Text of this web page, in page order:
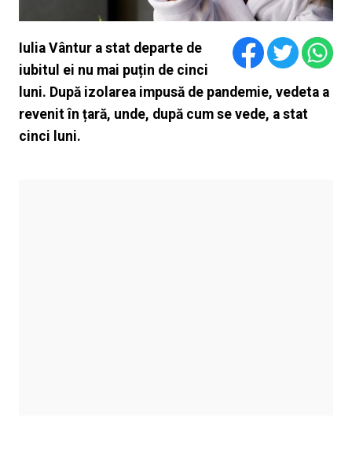
Iulia Vântur a stat departe de
iubitul ei nu mai puțin de cinci
luni. După izolarea impusă de pandemie, vedeta a
revenit în țară, unde, după cum se vede, a stat
cinci luni.